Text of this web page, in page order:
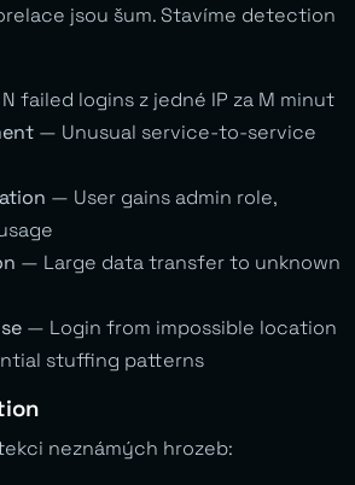
jsou šum. Stavíme detection
failed logins z jedné IP za M minut
— Unusual service-to-service
— User gains admin role,
— Large data transfer to unknown
— Login from impossible location
stuffing patterns
neznámých hrozeb: